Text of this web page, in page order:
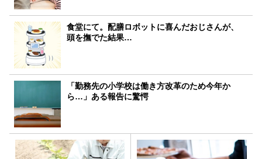
食堂にて。配膳ロボットに喜んだおじさんが、
頭を撫でた結果…
「勤務先の小学校は働き方改革のため今年か
ら…」ある報告に驚愕